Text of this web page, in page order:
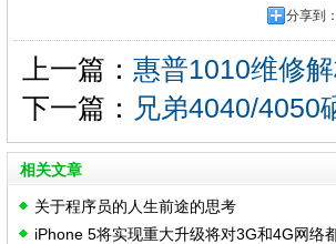
分享到：
上一篇： 惠普1010维修
下一篇： 兄弟4040/4050
相关文章
关于程序员的人生前途的思考
iPhone 5将实现重大升级将对3G和4G网络